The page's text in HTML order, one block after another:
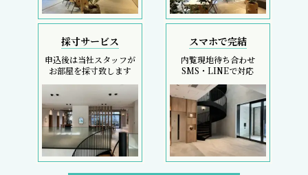
採寸サービス
申込後は当社スタッフが
お部屋を採寸致します
スマホで完結
内覧現地待ち合わせ
SMS・LINEで対応